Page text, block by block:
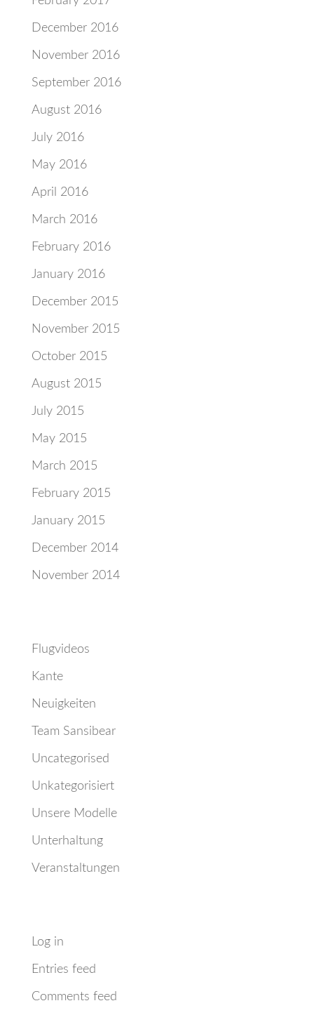
December 2016
November 2016
September 2016
August 2016
July 2016
May 2016
April 2016
March 2016
February 2016
January 2016
December 2015
November 2015
October 2015
August 2015
July 2015
May 2015
March 2015
February 2015
January 2015
December 2014
November 2014
Flugvideos
Kante
Neuigkeiten
Team Sansibear
Uncategorised
Unkategorisiert
Unsere Modelle
Unterhaltung
Veranstaltungen
Log in
Entries feed
Comments feed